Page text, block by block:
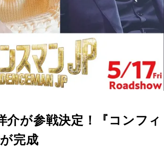
介が参戦決定！『コンフィ
完成